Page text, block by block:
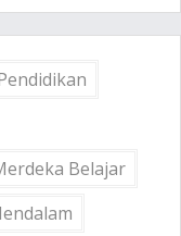
Belajar